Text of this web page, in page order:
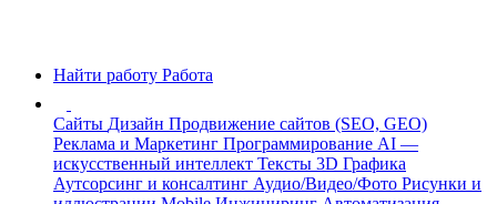
Найти работу Работа
Сайты Дизайн Продвижение сайтов (SEO, GEO)
Реклама и Маркетинг Программирование AI —
искусственный интеллект Тексты 3D Графика
Аутсорсинг и консалтинг Аудио/Видео/Фото Рисунки и